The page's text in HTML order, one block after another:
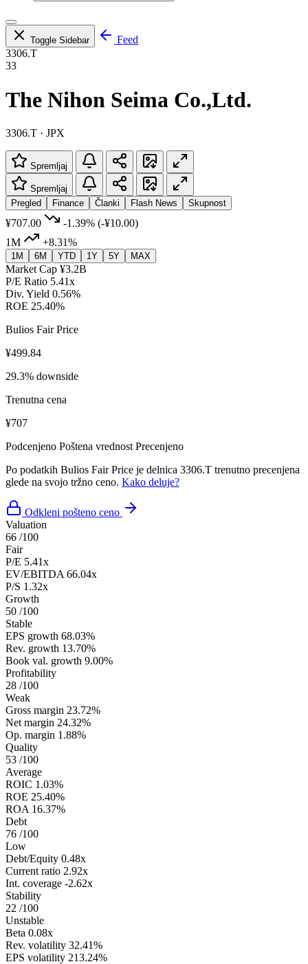
Toggle Sidebar
Feed
3306.T
33
The Nihon Seima Co.,Ltd.
3306.T · JPX
Spremljaj
Spremljaj
Pregled
Finance Članki Flash News Skupnost
¥707.00 -1.39% (-¥10.00)
1M
+8.31%
1M 6M YTD 1Y 5Y MAX
Market Cap ¥3.2B
P/E Ratio 5.41x
Div. Yield 0.56%
ROE 25.40%
Bulios Fair Price
¥499.84
29.3% downside
Trenutna cena
¥707
Podcenjeno Poštena vrednost Precenjeno
Po podatkih Bulios Fair Price je delnica 3306.T trenutno precenjena
glede na svojo tržno ceno. Kako deluje?
Odkleni pošteno ceno
Valuation
66 /100
Fair
P/E 5.41x
EV/EBITDA 66.04x
P/S 1.32x
Growth
50 /100
Stable
EPS growth 68.03%
Rev. growth 13.70%
Book val. growth 9.00%
Profitability
28 /100
Weak
Gross margin 23.72%
Net margin 24.32%
Op. margin 1.88%
Quality
53 /100
Average
ROIC 1.03%
ROE 25.40%
ROA 16.37%
Debt
76 /100
Low
Debt/Equity 0.48x
Current ratio 2.92x
Int. coverage -2.62x
Stability
22 /100
Unstable
Beta 0.08x
Rev. volatility 32.41%
EPS volatility 213.24%